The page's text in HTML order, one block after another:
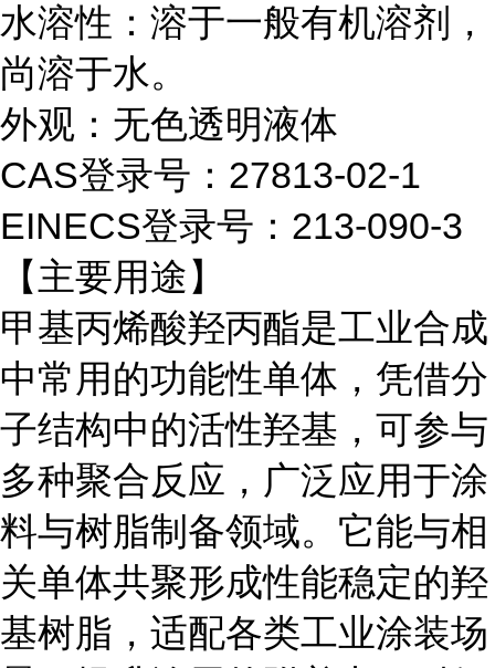
水溶性：溶于一般有机溶剂，
尚溶于水。
外观：无色透明液体
CAS登录号：27813-02-1
EINECS登录号：213-090-3
【主要用途】
甲基丙烯酸羟丙酯是工业合成
中常用的功能性单体，凭借分
子结构中的活性羟基，可参与
多种聚合反应，广泛应用于涂
料与树脂制备领域。它能与相
关单体共聚形成性能稳定的羟
基树脂，适配各类工业涂装场